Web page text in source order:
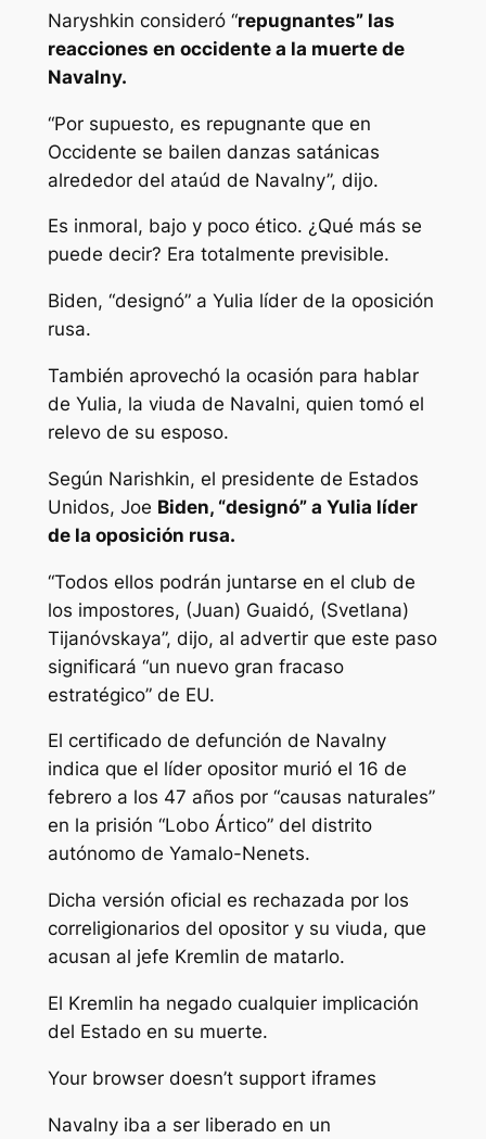
Naryshkin consideró “repugnantes” las
reacciones en occidente a la muerte de
Navalny.
“Por supuesto, es repugnante que en
Occidente se bailen danzas satánicas
alrededor del ataúd de Navalny”, dijo.
Es inmoral, bajo y poco ético. ¿Qué más se
puede decir? Era totalmente previsible.
Biden, “designó” a Yulia líder de la oposición
rusa.
También aprovechó la ocasión para hablar
de Yulia, la viuda de Navalni, quien tomó el
relevo de su esposo.
Según Narishkin, el presidente de Estados
Unidos, Joe Biden, “designó” a Yulia líder
de la oposición rusa.
“Todos ellos podrán juntarse en el club de
los impostores, (Juan) Guaidó, (Svetlana)
Tijanóvskaya”, dijo, al advertir que este paso
significará “un nuevo gran fracaso
estratégico” de EU.
El certificado de defunción de Navalny
indica que el líder opositor murió el 16 de
febrero a los 47 años por “causas naturales”
en la prisión “Lobo Ártico” del distrito
autónomo de Yamalo-Nenets.
Dicha versión oficial es rechazada por los
correligionarios del opositor y su viuda, que
acusan al jefe Kremlin de matarlo.
El Kremlin ha negado cualquier implicación
del Estado en su muerte.
Your browser doesn’t support iframes
Navalny iba a ser liberado en un